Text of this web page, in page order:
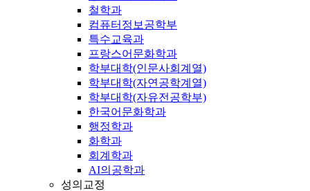
철학과
컴퓨터정보공학부
특수교육과
프랑스어문화학과
학부대학(인문사회계열)
학부대학(자연공학계열)
학부대학(자유전공학부)
한국어문화학과
행정학과
화학과
회계학과
AI의공학과
성의교정